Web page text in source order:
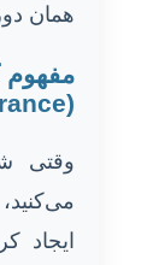
همان
مفهوم
(Prepaid Insurance)
وقتی
ایجاد